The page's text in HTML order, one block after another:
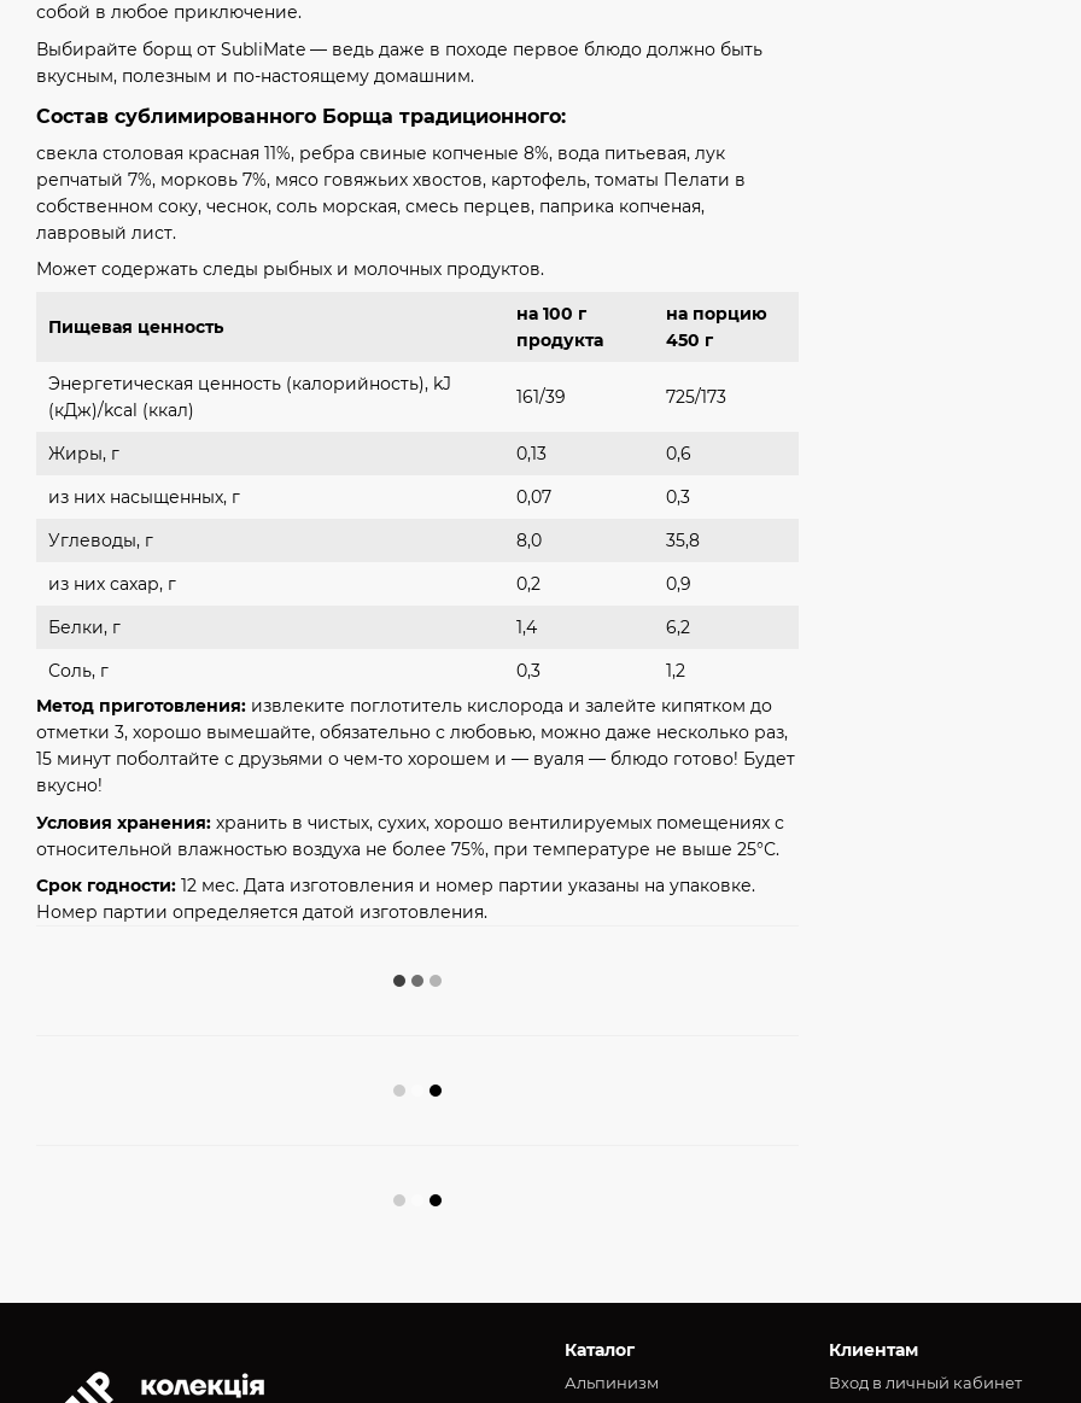
собой в любое приключение.
Выбирайте борщ от SubliMate — ведь даже в походе первое блюдо должно быть
вкусным, полезным и по-настоящему домашним.
Состав сублимированного Борща традиционного:
свекла столовая красная 11%, ребра свиные копченые 8%, вода питьевая, лук
репчатый 7%, морковь 7%, мясо говяжьих хвостов, картофель, томаты Пелати в
собственном соку, чеснок, соль морская, смесь перцев, паприка копченая,
лавровый лист.
Может содержать следы рыбных и молочных продуктов.
Пищевая ценность
на 100 г
продукта
на порцию
450 г
Энергетическая ценность (калорийность), kJ
(кДж)/kcal (ккал)
161/39 725/173
Жиры, г 0,13
0,6
из них насыщенных, г
0,07
0,3
Углеводы, г
8,0
35,8
из них сахар, г
0,2
0,9
Белки, г
1,4
6,2
Соль, г
0,3
1,2
Метод приготовления: извлеките поглотитель кислорода и залейте кипятком до
отметки 3, хорошо вымешайте, обязательно с любовью, можно даже несколько раз,
15 минут поболтайте с друзьями о чем-то хорошем и — вуаля — блюдо готово! Будет
вкусно!
Условия хранения: хранить в чистых, сухих, хорошо вентилируемых помещениях с
относительной влажностью воздуха не более 75%, при температуре не выше 25°С.
Срок годности: 12 мес. Дата изготовления и номер партии указаны на упаковке.
Номер партии определяется датой изготовления.
Каталог
Альпинизм
Клиентам
Вход в личный кабинет